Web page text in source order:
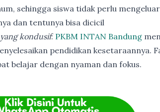
sehingga siswa tidak perlu
dan tentunya bisa dicicil
kondusif: PKBM INTAN Bandung
pendidikan kesetaraannya.
belajar dengan nyaman dan fokus.